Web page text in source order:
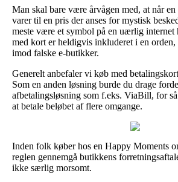
Man skal bare være årvågen med, at når
varer til en pris der anses for mystisk
meste være et symbol på en uærlig internet
med kort er heldigvis inkluderet i en orden,
imod falske e-butikker.
Generelt anbefaler vi køb med
Som en anden løsning burde du drage
afbetalingsløsning som f.eks. ViaBill, for
at betale beløbet af flere omgange.
Inden folk køber hos en Happy Moments
reglen gennemgå butikkens
ikke særlig morsomt.